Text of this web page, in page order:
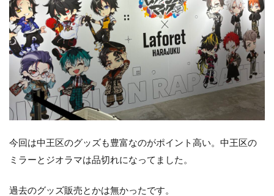
今回は中王区のグッズも豊富なのがポイント高い。中王区の
ミラーとジオラマは品切れになってました。
過去のグッズ販売とかは無かったです。